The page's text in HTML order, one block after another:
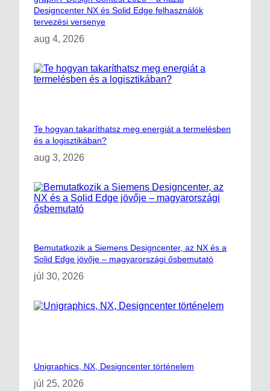
Designcenter NX és Solid Edge felhasználók
tervezési versenye
aug 4, 2026
Te hogyan takaríthatsz meg energiát a termelésben
és a logisztikában?
aug 3, 2026
Bemutatkozik a Siemens Designcenter, az NX és a
Solid Edge jövője – magyarországi ősbemutató
júl 30, 2026
Unigraphics, NX, Designcenter történelem
júl 25, 2026